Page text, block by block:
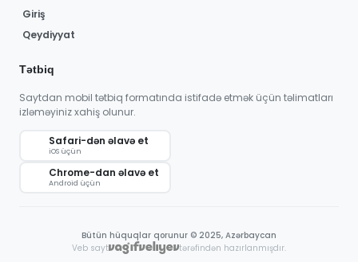
Giriş
Qeydiyyat
Tətbiq
Saytdan mobil tətbiq formatında istifadə etmək üçün təlimatları
izləməyiniz xahiş olunur.
Safari-dən əlavə et
iOS üçün
Chrome-dan əlavə et
Android üçün
Bütün hüquqlar qorunur © 2025, Azərbaycan
Veb sayt
tərəfindən hazırlanmışdır.